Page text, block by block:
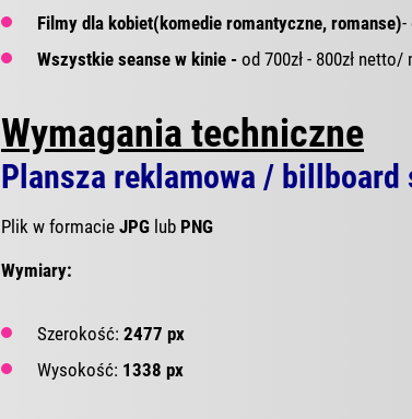
Filmy dla kobiet(komedie romantyczne, romanse)-
Wszystkie seanse w kinie - od 700zł - 800zł
Wymagania techniczne
Plansza reklamowa / billboard
Plik w formacie JPG lub PNG
Wymiary:
Szerokość: 2477 px
Wysokość: 1338 px